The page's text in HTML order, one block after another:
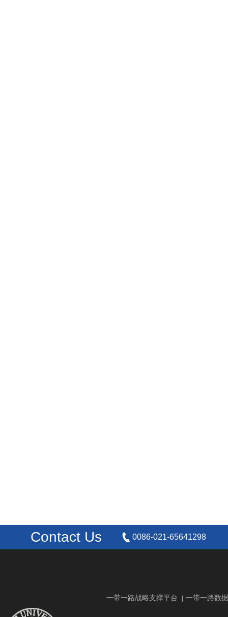
Contact Us 0086-021-65641298
一带一路战略支撑平台 一带一路数